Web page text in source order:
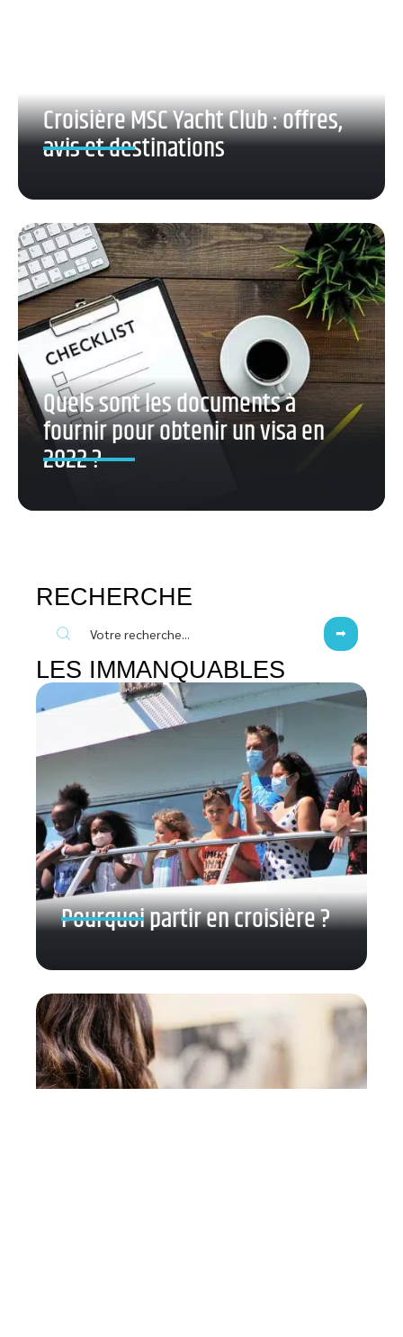
Croisière MSC Yacht Club : offres,
avis et destinations
Quels sont les documents à
fournir pour obtenir un visa en
2022 ?
RECHERCHE
LES IMMANQUABLES
Pourquoi partir en croisière ?